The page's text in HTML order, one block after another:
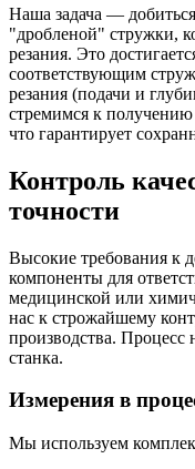
Наша задача —
"дробленой" стружки,
резания. Это
соответствующим
резания (подачи и
стремимся к
что гарантирует
Контроль
точности
Высокие требования к
компоненты для
медицинской или
нас к строжайшему
производства. Процесс
станка.
Измерения в
Мы используем